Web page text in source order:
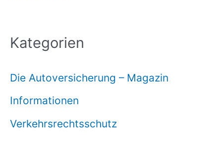
Kategorien
Die Autoversicherung – Magazin
Informationen
Verkehrsrechtsschutz